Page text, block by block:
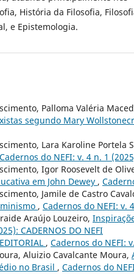
História da Filosofia,
e Epistemologia.
Palloma Valéria
segundo Mary
Lara Karoline Portela
Cadernos do NEFI: v. 4 n. 1
Igor Roosevelt de
em John Dewey ,
Jamile de Castro
, Cadernos do NEFI: v.
Araújo Louzeiro,
CADERNOS DO NEFI
EDITORIAL , Cadernos do NEFI:
Aluizio Cavalcante Moura,
no Brasil , Cadernos do